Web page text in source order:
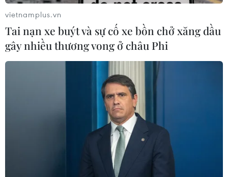
10 lời khuyên giúp phái đẹp đánh bay nỗi
Bạn nên dùng các loại kem nền dưỡng ẩm có chứa
thành phần silicone, tạo thành một lưới bảo vệ trên da
và giữ phần trang điểm không bị trôi.
vietnamplus.vn
Tai nạn xe buýt và sự cố xe bồn chở xăng dầu
gây nhiều thương vong ở châu Phi